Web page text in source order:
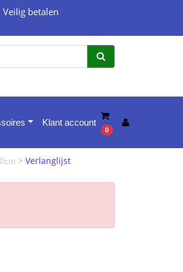
Veilig betalen
Klant account
0
> Verlanglijst